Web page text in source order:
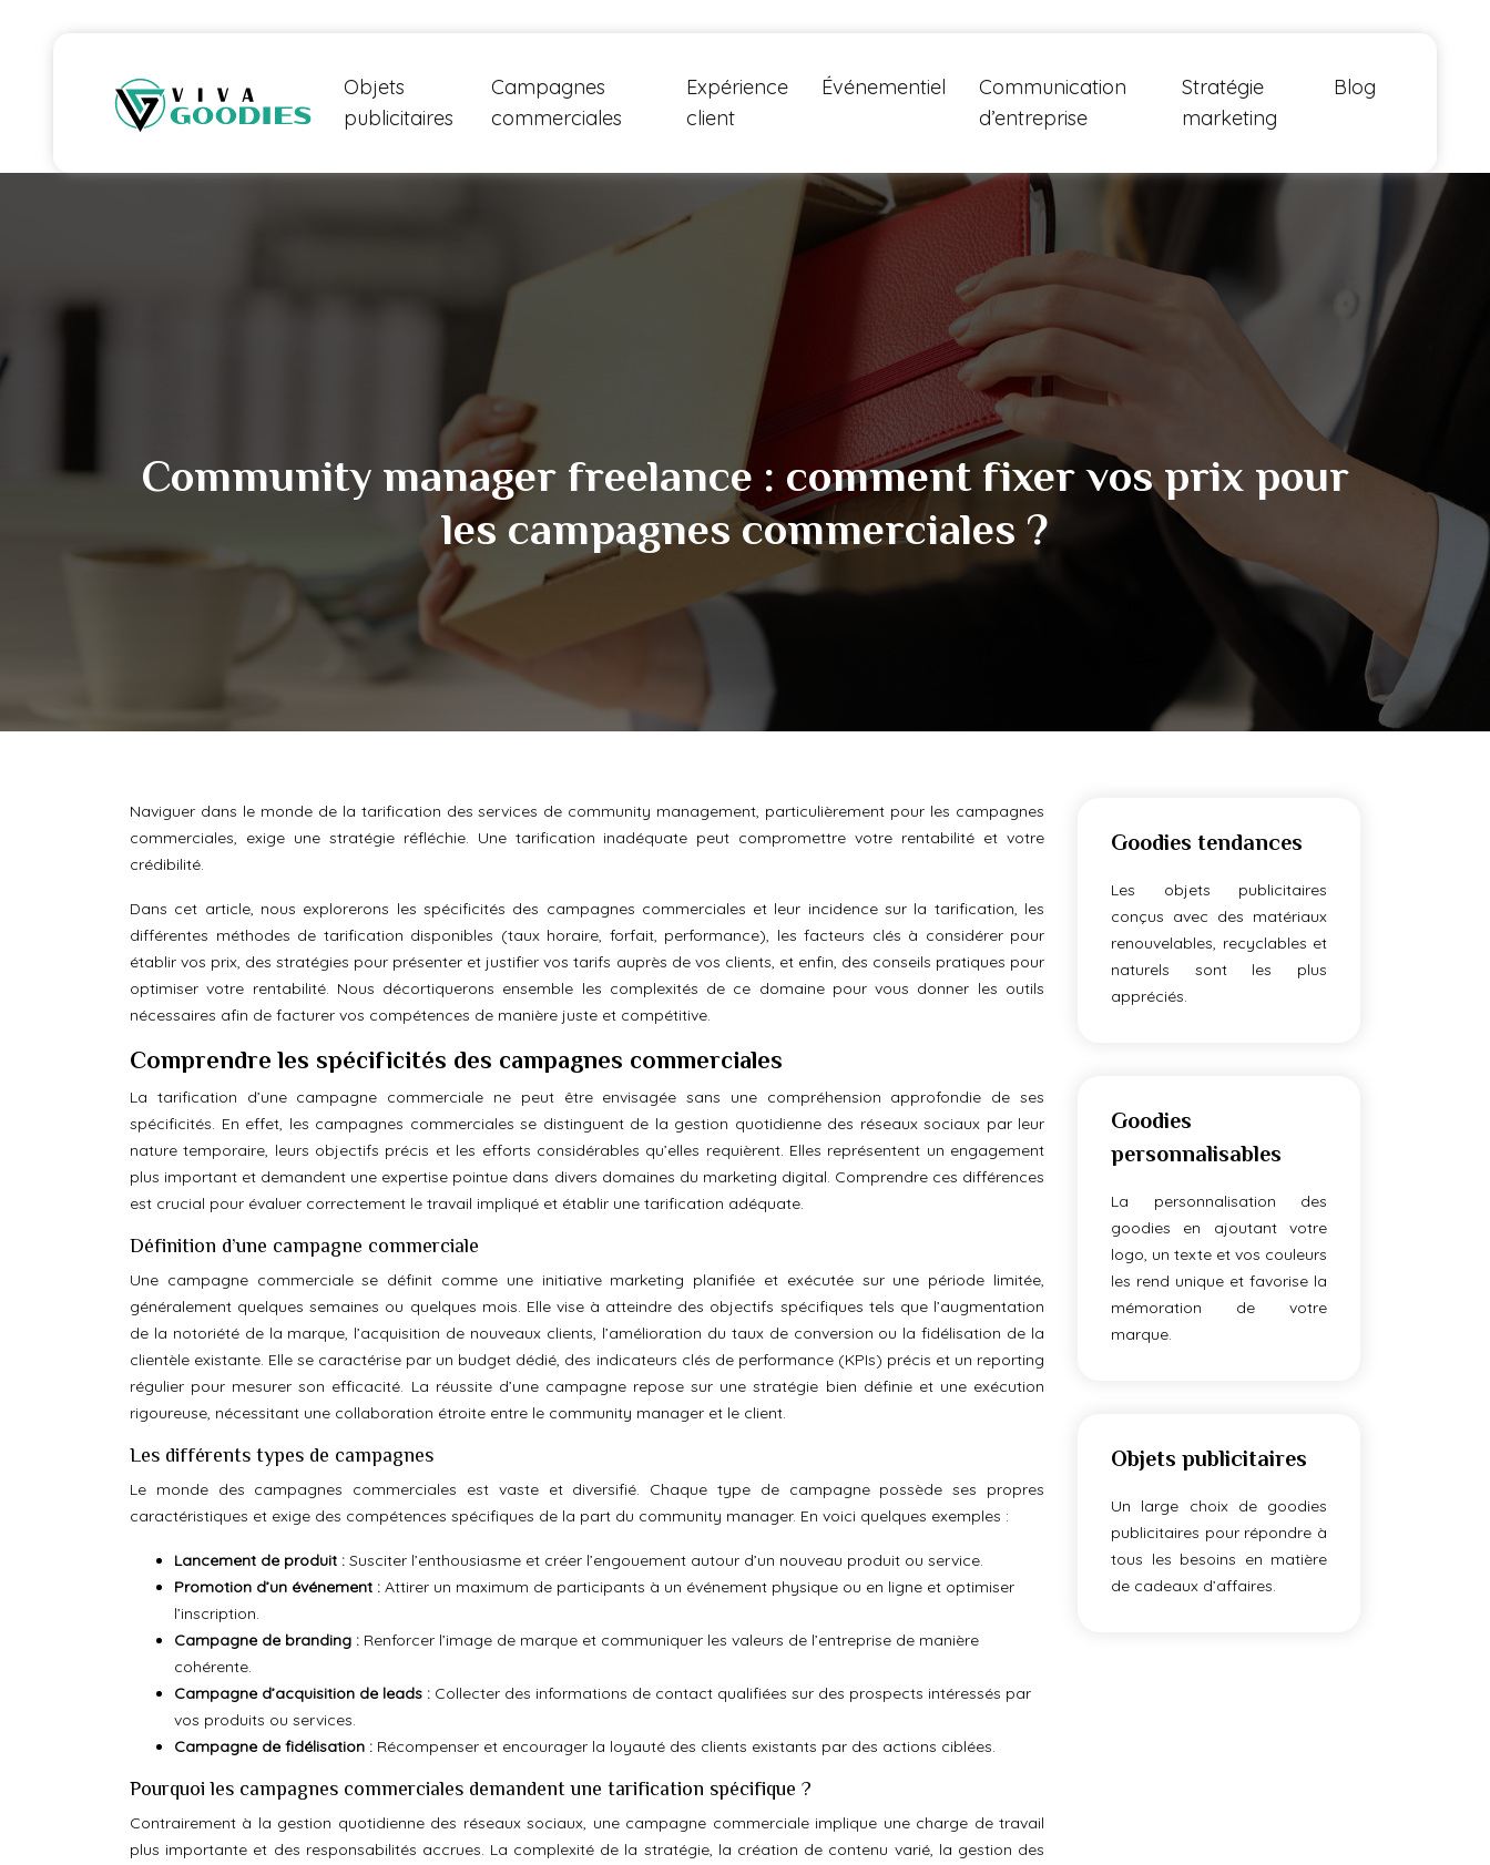
Objets
publicitaires
Campagnes
commerciales
Expérience
client
Événementiel
Communication
d’entreprise
Stratégie
marketing
Blog
Community manager freelance : comment fixer vos prix pour
les campagnes commerciales ?
Naviguer dans le monde de la tarification des services de community management, particulièrement pour les campagnes
commerciales, exige une stratégie réfléchie. Une tarification inadéquate peut compromettre votre rentabilité et votre
crédibilité.
Dans cet article, nous explorerons les spécificités des campagnes commerciales et leur incidence sur la tarification, les
différentes méthodes de tarification disponibles (taux horaire, forfait, performance), les facteurs clés à considérer pour
établir vos prix, des stratégies pour présenter et justifier vos tarifs auprès de vos clients, et enfin, des conseils pratiques pour
optimiser votre rentabilité. Nous décortiquerons ensemble les complexités de ce domaine pour vous donner les outils
nécessaires afin de facturer vos compétences de manière juste et compétitive.
Comprendre les spécificités des campagnes commerciales
La tarification d’une campagne commerciale ne peut être envisagée sans une compréhension approfondie de ses
spécificités. En effet, les campagnes commerciales se distinguent de la gestion quotidienne des réseaux sociaux par leur
nature temporaire, leurs objectifs précis et les efforts considérables qu’elles requièrent. Elles représentent un engagement
plus important et demandent une expertise pointue dans divers domaines du marketing digital. Comprendre ces différences
est crucial pour évaluer correctement le travail impliqué et établir une tarification adéquate.
Définition d’une campagne commerciale
Une campagne commerciale se définit comme une initiative marketing planifiée et exécutée sur une période limitée,
généralement quelques semaines ou quelques mois. Elle vise à atteindre des objectifs spécifiques tels que l’augmentation
de la notoriété de la marque, l’acquisition de nouveaux clients, l’amélioration du taux de conversion ou la fidélisation de la
clientèle existante. Elle se caractérise par un budget dédié, des indicateurs clés de performance (KPIs) précis et un reporting
régulier pour mesurer son efficacité. La réussite d’une campagne repose sur une stratégie bien définie et une exécution
rigoureuse, nécessitant une collaboration étroite entre le community manager et le client.
Les différents types de campagnes
Le monde des campagnes commerciales est vaste et diversifié. Chaque type de campagne possède ses propres
caractéristiques et exige des compétences spécifiques de la part du community manager. En voici quelques exemples :
Lancement de produit : Susciter l’enthousiasme et créer l’engouement autour d’un nouveau produit ou service.
Promotion d’un événement : Attirer un maximum de participants à un événement physique ou en ligne et optimiser
l’inscription.
Campagne de branding : Renforcer l’image de marque et communiquer les valeurs de l’entreprise de manière
cohérente.
Campagne d’acquisition de leads : Collecter des informations de contact qualifiées sur des prospects intéressés par
vos produits ou services.
Campagne de fidélisation : Récompenser et encourager la loyauté des clients existants par des actions ciblées.
Pourquoi les campagnes commerciales demandent une tarification spécifique ?
Contrairement à la gestion quotidienne des réseaux sociaux, une campagne commerciale implique une charge de travail
plus importante et des responsabilités accrues. La complexité de la stratégie, la création de contenu varié, la gestion des
Goodies tendances
Les objets publicitaires
conçus avec des matériaux
renouvelables, recyclables et
naturels sont les plus
appréciés.
Goodies
personnalisables
La personnalisation des
goodies en ajoutant votre
logo, un texte et vos couleurs
les rend unique et favorise la
mémoration de votre
marque.
Objets publicitaires
Un large choix de goodies
publicitaires pour répondre à
tous les besoins en matière
de cadeaux d’affaires.